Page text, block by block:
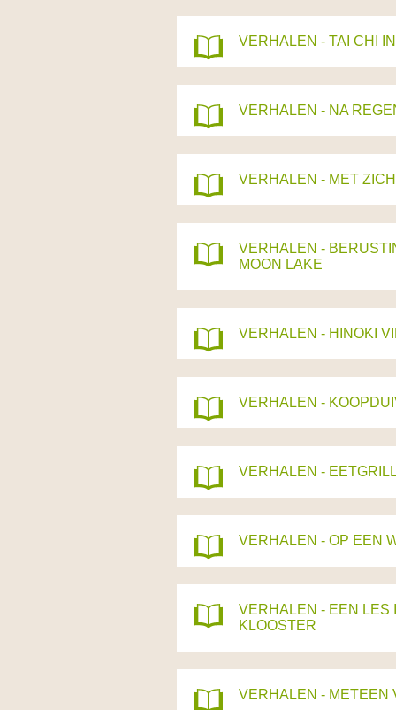
VERHALEN - TAI CHI
VERHALEN - NA
VERHALEN - MET
VERHALEN -
MOON LAKE
VERHALEN - HINOKI
VERHALEN -
VERHALEN -
VERHALEN - OP EEN
VERHALEN - EEN LES
KLOOSTER
VERHALEN - METEEN